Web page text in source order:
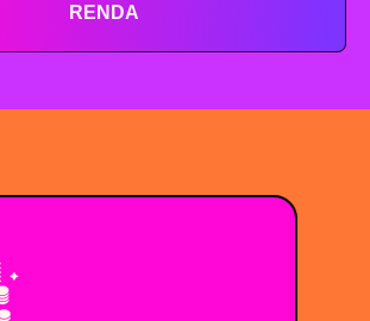
RENDA